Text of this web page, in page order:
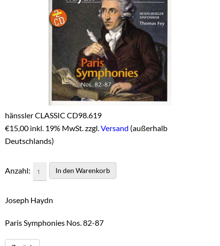
hänssler CLASSIC CD98.619
€15,00 inkl. 19% MwSt. zzgl.Versand (außerhalb
Deutschlands)
Anzahl:
Joseph Haydn
Paris Symphonies Nos. 82-87